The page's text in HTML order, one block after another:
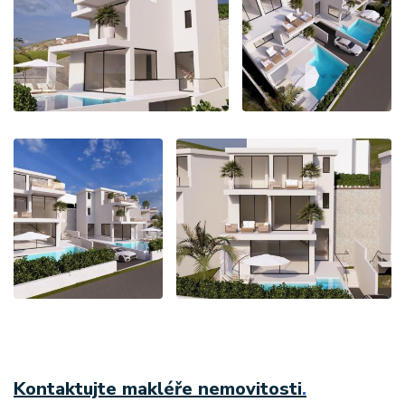
Kontaktujte makléře nemovitosti.